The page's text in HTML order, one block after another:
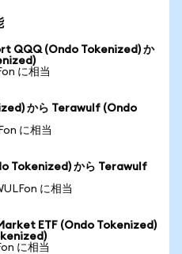
QQQ (Ondo Tokenized) か
に相当
から Terawulf (Ondo
に相当
Tokenized) から Terawulf
に相当
ETF (Ondo Tokenized)
に相当